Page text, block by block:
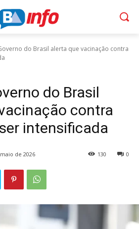
do Brasil alerta que vacinação contra
do Brasil
contra
intensificada
de 2026 0
130